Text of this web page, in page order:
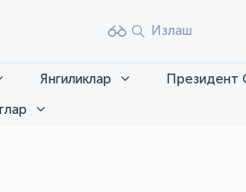
Излаш
Янгиликлар
Президент